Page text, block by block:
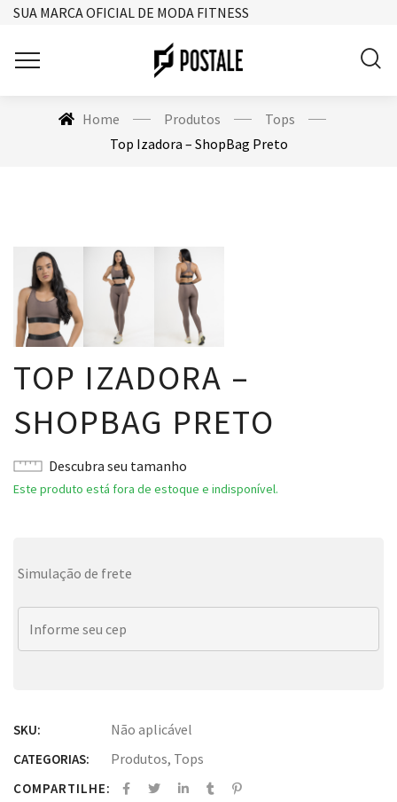
SUA MARCA OFICIAL DE MODA FITNESS
Home Produtos
Tops
Top Izadora – ShopBag Preto
TOP IZADORA –
SHOPBAG PRETO
Descubra seu tamanho
Este produto está fora de estoque e indisponível.
Simulação de frete
SKU: Não aplicável
CATEGORIAS: Produtos, Tops
COMPARTILHE: